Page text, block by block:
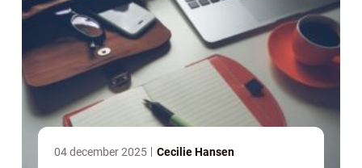
04 december 2025 Cecilie Hansen